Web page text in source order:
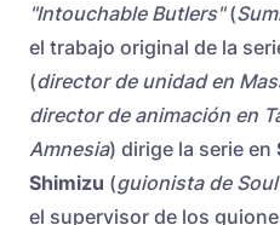
"Intouchable Butlers"(
el trabajo original de la
(director de unidad en
director de animación en
Amnesia) dirige la serie en
Shimizu (guionista de
el supervisor de los